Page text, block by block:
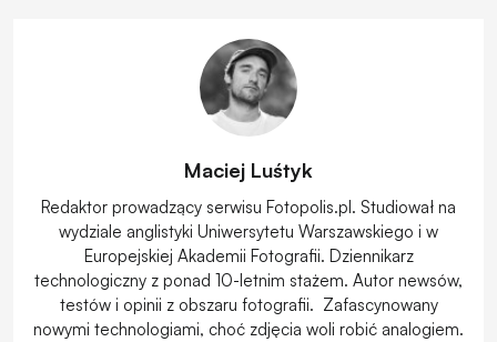
Maciej Luśtyk
Redaktor prowadzący serwisu Fotopolis.pl. Studiował na
wydziale anglistyki Uniwersytetu Warszawskiego i w
Europejskiej Akademii Fotografii. Dziennikarz
technologiczny z ponad 10-letnim stażem. Autor newsów,
testów i opinii z obszaru fotografii. Zafascynowany
nowymi technologiami, choć zdjęcia woli robić analogiem.